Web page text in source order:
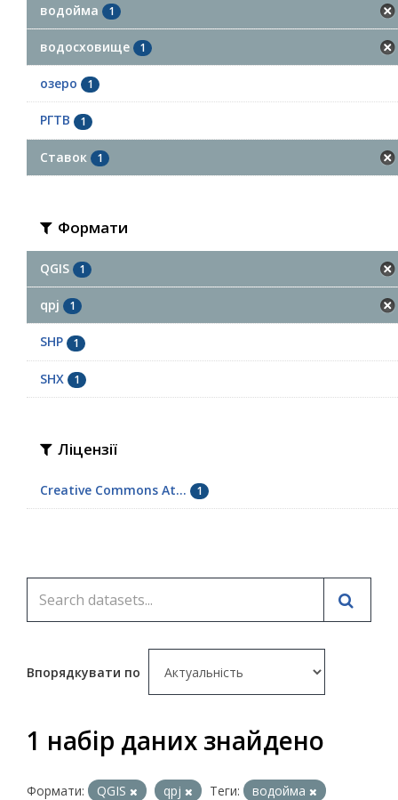
водойма 1
водосховище 1
озеро 1
РГТВ 1
Ставок 1
Формати
QGIS 1
qpj 1
SHP 1
SHX 1
Ліцензії
Creative Commons At... 1
Впорядкувати по
1 набір даних знайдено
Формати: QGIS qpj Теги:
водойма